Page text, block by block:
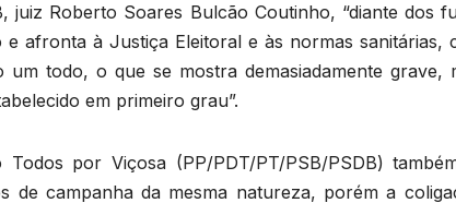
Roberto Soares Bulcão Coutinho, “diante dos
e afronta à Justiça Eleitoral e às normas sanitárias,
um todo, o que se mostra demasiadamente grave,
em primeiro grau”.
por Viçosa (PP/PDT/PT/PSB/PSDB)
de campanha da mesma natureza, porém a